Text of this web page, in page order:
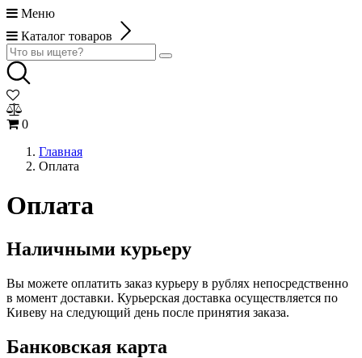
Меню
Каталог товаров
0
Главная
Оплата
Оплата
Наличными курьеру
Вы можете оплатить заказ курьеру в рублях непосредственно
в момент доставки. Курьерская доставка осуществляется по
Кивеву на следующий день после принятия заказа.
Банковская карта